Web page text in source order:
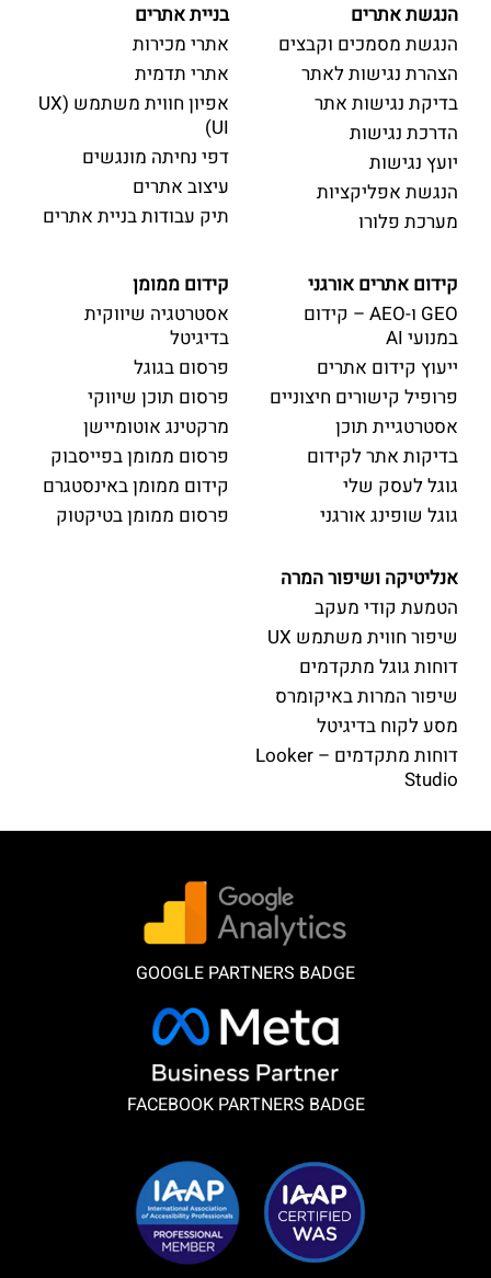
הנגשת אתרים
הנגשת מסמכים וקבצים
הצהרת נגישות לאתר
בדיקת נגישות אתר
הדרכת נגישות
יועץ נגישות
הנגשת אפליקציות
מערכת פלורו
בניית אתרים
אתרי מכירות
אתרי תדמית
אפיון חווית משתמש (UX
UI)
דפי נחיתה מונגשים
עיצוב אתרים
תיק עבודות בניית אתרים
קידום אתרים אורגני
GEO ו-AEO – קידום
במנועי AI
ייעוץ קידום אתרים
פרופיל קישורים חיצוניים
אסטרטגיית תוכן
בדיקות אתר לקידום
גוגל לעסק שלי
גוגל שופינג אורגני
קידום ממומן
אסטרטגיה שיווקית
בדיגיטל
פרסום בגוגל
פרסום תוכן שיווקי
מרקטינג אוטומיישן
פרסום ממומן בפייסבוק
קידום ממומן באינסטגרם
פרסום ממומן בטיקטוק
אנליטיקה ושיפור המרה
הטמעת קודי מעקב
שיפור חווית משתמש UX
דוחות גוגל מתקדמים
שיפור המרות באיקומרס
מסע לקוח בדיגיטל
דוחות מתקדמים – Looker
Studio
GOOGLE PARTNERS BADGE
FACEBOOK PARTNERS BADGE